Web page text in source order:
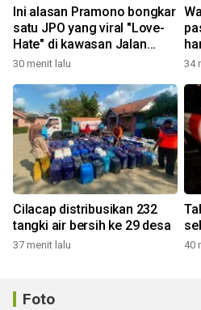
Ini alasan Pramono bongkar
satu JPO yang viral "Love-
Hate" di kawasan Jalan
Rasuna Said
30 menit lalu 34
Cilacap distribusikan 232
tangki air bersih ke 29 desa
37 menit lalu 40
Foto